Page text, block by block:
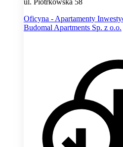
Oficyna - Apartamenty
Budomal Apartments Sp. z o.o.